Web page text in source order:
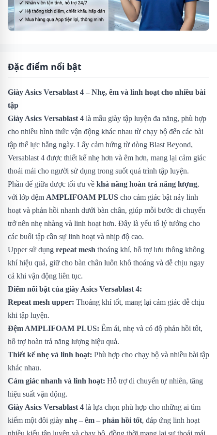
Đặc điểm nổi bật
Giày Asics Versablast 4 – Nhẹ, êm và linh hoạt cho nhiều bài
tập
Giày Asics Versablast 4 là mẫu giày tập luyện đa năng, phù hợp
cho nhiều hình thức vận động khác nhau từ chạy bộ đến các bài
tập thể lực hằng ngày. Lấy cảm hứng từ dòng Blast Beyond,
Versablast 4 được thiết kế nhẹ hơn và êm hơn, mang lại cảm giác
thoải mái cho người sử dụng trong suốt quá trình tập luyện.
Phần đế giữa được tối ưu về khả năng hoàn trả năng lượng,
với lớp đệm AMPLIFOAM PLUS cho cảm giác bật nảy linh
hoạt và phản hồi nhanh dưới bàn chân, giúp mỗi bước di chuyển
trở nên nhẹ nhàng và linh hoạt hơn. Đây là yếu tố lý tưởng cho
các buổi tập cần sự linh hoạt và nhịp độ cao.
Upper sử dụng repeat mesh thoáng khí, hỗ trợ lưu thông không
khí hiệu quả, giữ cho bàn chân luôn khô thoáng và dễ chịu ngay
cả khi vận động liên tục.
Điểm nổi bật của giày Asics Versablast 4:
Repeat mesh upper: Thoáng khí tốt, mang lại cảm giác dễ chịu
khi tập luyện.
Đệm AMPLIFOAM PLUS: Êm ái, nhẹ và có độ phản hồi tốt,
hỗ trợ hoàn trả năng lượng hiệu quả.
Thiết kế nhẹ và linh hoạt: Phù hợp cho chạy bộ và nhiều bài tập
khác nhau.
Cảm giác nhanh và linh hoạt: Hỗ trợ di chuyển tự nhiên, tăng
hiệu suất vận động.
Giày Asics Versablast 4 là lựa chọn phù hợp cho những ai tìm
kiếm một đôi giày nhẹ – êm – phản hồi tốt, đáp ứng linh hoạt
nhiều kiểu tập luyện và chạy bộ, đồng thời mang lại sự thoải mái